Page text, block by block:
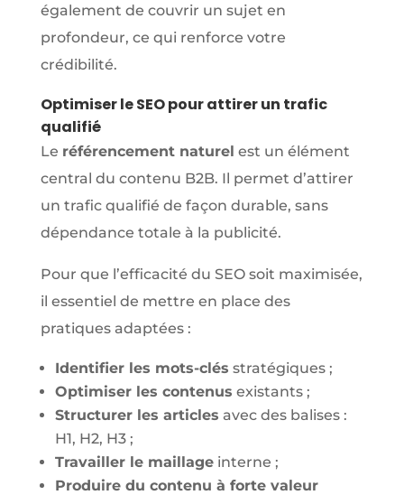
également de couvrir un sujet en
profondeur, ce qui renforce votre
crédibilité.
Optimiser le SEO pour attirer un trafic
qualifié
Le référencement naturel est un élément
central du contenu B2B. Il permet d’attirer
un trafic qualifié de façon durable, sans
dépendance totale à la publicité.
Pour que l’efficacité du SEO soit maximisée,
il essentiel de mettre en place des
pratiques adaptées :
Identifier les mots-clés stratégiques ;
Optimiser les contenus existants ;
Structurer les articles avec des balises :
H1, H2, H3 ;
Travailler le maillageinterne ;
Produire du contenu à forte valeur